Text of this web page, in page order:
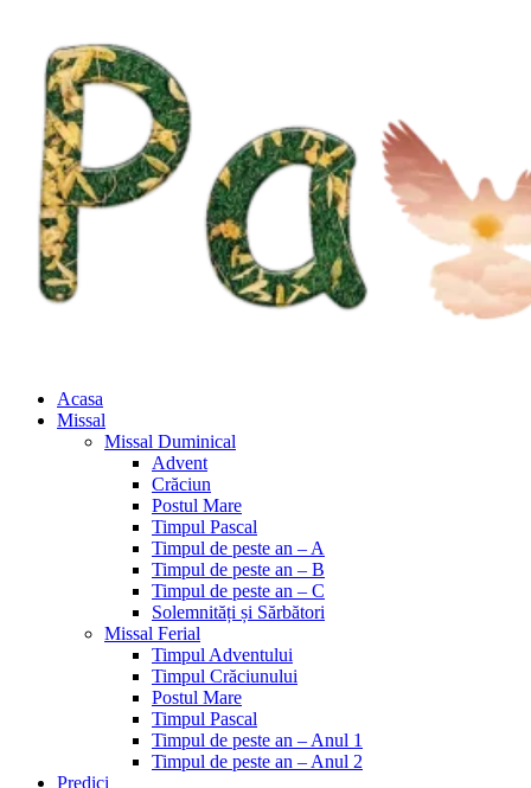
Acasa
Missal
Missal Duminical
Advent
Crăciun
Postul Mare
Timpul Pascal
Timpul de peste an – A
Timpul de peste an – B
Timpul de peste an – C
Solemnități și Sărbători
Missal Ferial
Timpul Adventului
Timpul Crăciunului
Postul Mare
Timpul Pascal
Timpul de peste an – Anul 1
Timpul de peste an – Anul 2
Predici